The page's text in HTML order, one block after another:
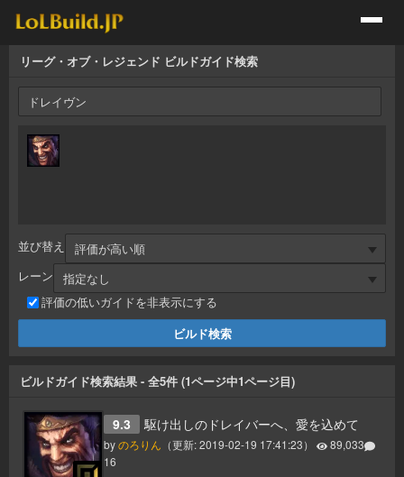
リーグ・オブ・レジェンド ビルドガイド検索
並び替え
レーン
評価の低いガイドを非表示にする
ビルドガイド検索結果 - 全5件 (1ページ中1ページ目)
9.3 駆け出しのドレイバーへ、愛を込めて
byのろりん （更新:2019-02-19 17:41:23）
89,033
16